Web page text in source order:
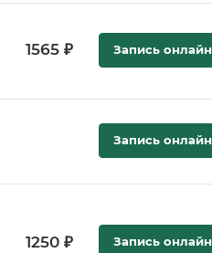
1565 ₽ Запись онлайн
Запись онлайн
1250 ₽ Запись онлайн